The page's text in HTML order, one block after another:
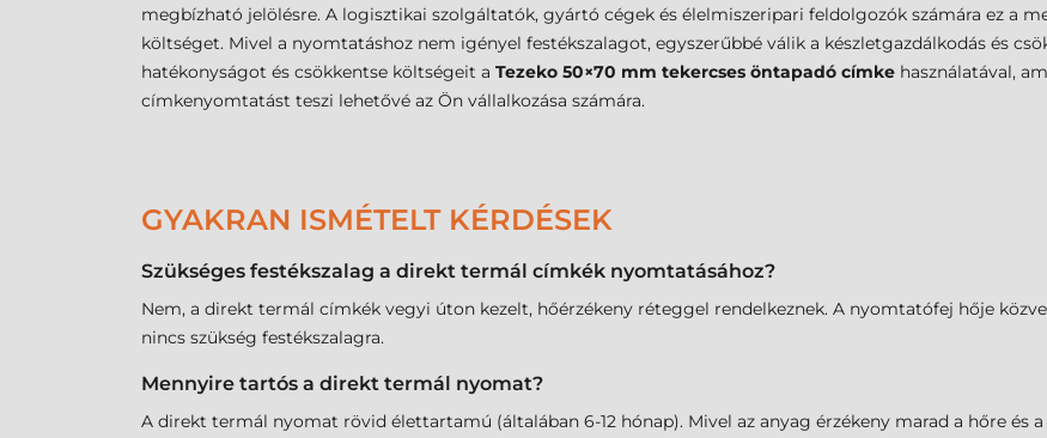
megbízható jelölésre. A logisztikai szolgáltatók, gyártó cégek és élelmiszeripari feldolgozók számára ez a
költséget. Mivel a nyomtatáshoz nem igényel festékszalagot, egyszerűbbé válik a készletgazdálkodás és
hatékonyságot és csökkentse költségeit a Tezeko 50×70 mm tekercses öntapadó címke használatával,
címkenyomtatást teszi lehetővé az Ön vállalkozása számára.
GYAKRAN ISMÉTELT KÉRDÉSEK
Szükséges festékszalag a direkt termál címkék nyomtatásához?
Nem, a direkt termál címkék vegyi úton kezelt, hőérzékeny réteggel rendelkeznek. A nyomtatófej hője
nincs szükség festékszalagra.
Mennyire tartós a direkt termál nyomat?
A direkt termál nyomat rövid élettartamú (általában 6-12 hónap). Mivel az anyag érzékeny marad a hőre és